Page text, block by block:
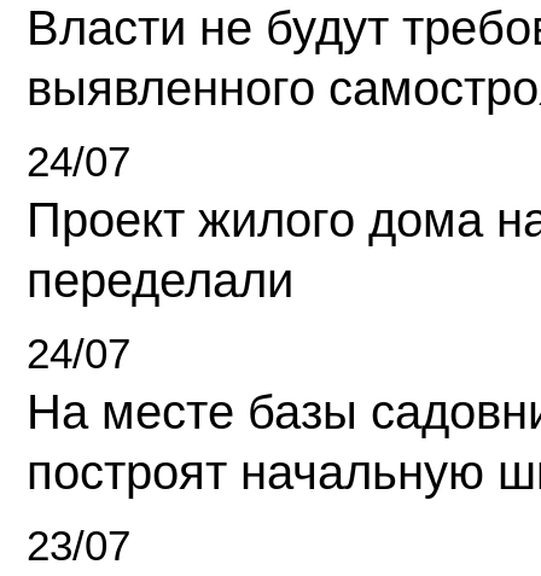
Власти не будут
выявленного
24/07
Проект жилого дома
переделали
24/07
На месте базы
построят начальную
23/07